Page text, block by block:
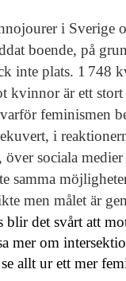
i Sverige
boende, på
inte plats. 1 748
kvinnor är ett stort
feminismen
i
över sociala
samma
men målet är
blir det svårt att
mer om
allt ur ett mer